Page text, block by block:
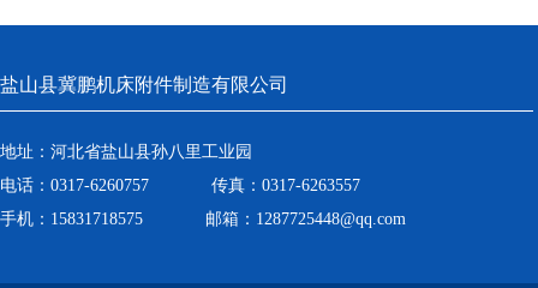
盐山县冀鹏机床附件制造有限公司
地址：河北省盐山县孙八里工业园
电话：0317-6260757 传真：0317-6263557
手机：15831718575 邮箱：1287725448@qq.com